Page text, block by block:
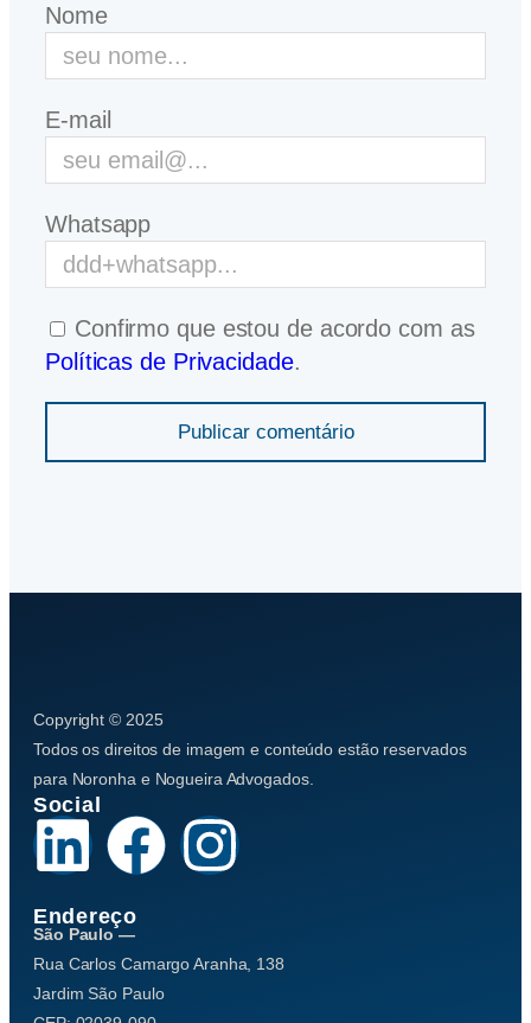
Nome
E-mail
Whatsapp
Confirmo que estou de acordo com as
Políticas de Privacidade.
Publicar comentário
Copyright © 2025
Todos os direitos de imagem e conteúdo estão reservados
para Noronha e Nogueira Advogados.
Social
Endereço
São Paulo —
Rua Carlos Camargo Aranha, 138
Jardim São Paulo